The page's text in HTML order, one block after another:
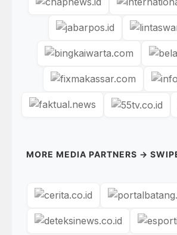
MORE MEDIA PARTNERS →